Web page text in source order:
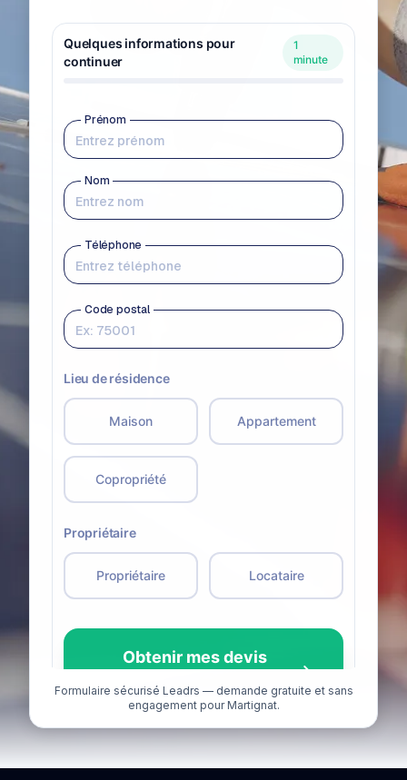
Formulaire sécurisé Leadrs — demande gratuite et sans
engagement pour Martignat.